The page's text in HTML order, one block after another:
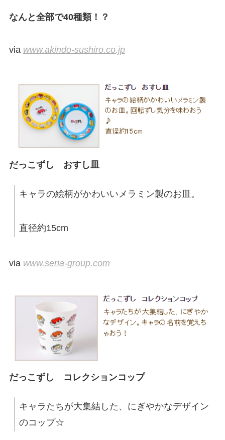
なんと全部で40種類！？
via www.akindo-sushiro.co.jp
だっこずし おすし皿
キャラの絵柄がかわいいメラミン製のお皿。
直径約15cm
via www.seria-group.com
だっこずし コレクションコップ
キャラたちが大集結した、にぎやかなデザイン
のコップ☆